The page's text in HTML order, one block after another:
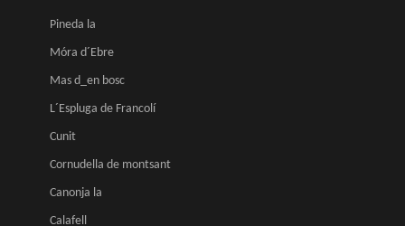
Pineda la
Móra d´Ebre
Mas d_en bosc
L´Espluga de Francolí
Cunit
Cornudella de montsant
Canonja la
Calafell